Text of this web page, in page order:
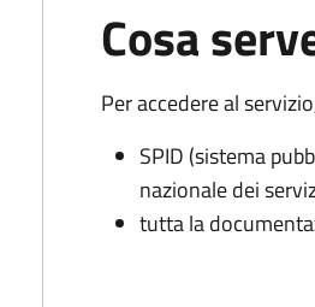
Cosa
Per accedere al
SPID (sistema
nazionale dei
tutta la